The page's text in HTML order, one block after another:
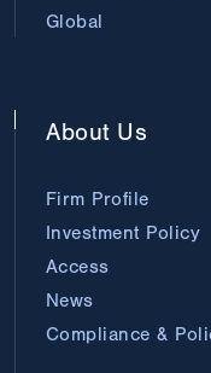
Global
About Us
Firm Profile
Investment Policy
Access
News
Compliance &